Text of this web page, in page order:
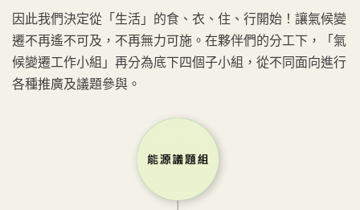
因此我們決定從「生活」的食、衣、住、行開始！讓氣候變
遷不再遙不可及，不再無力可施。在夥伴們的分工下，「氣
候變遷工作小組」再分為底下四個子小組，從不同面向進行
各種推廣及議題參與。